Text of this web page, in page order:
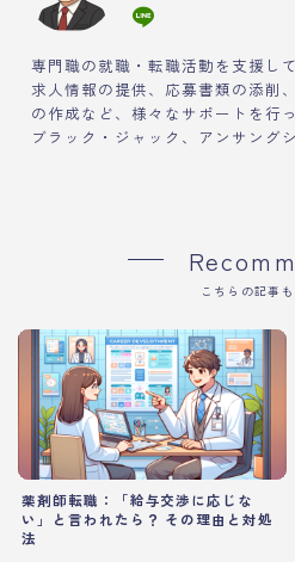
専門職の就職・転職活動を支援し
求人情報の提供、応募書類の添削
の作成など、様々なサポートを行
ブラック・ジャック、アンサング
こちらの記事
薬剤師転職：「給与交渉に応じな
い」と言われたら？ その理由と対処
法